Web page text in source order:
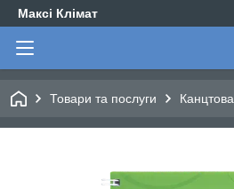
Максі Клімат
Товари та послуги